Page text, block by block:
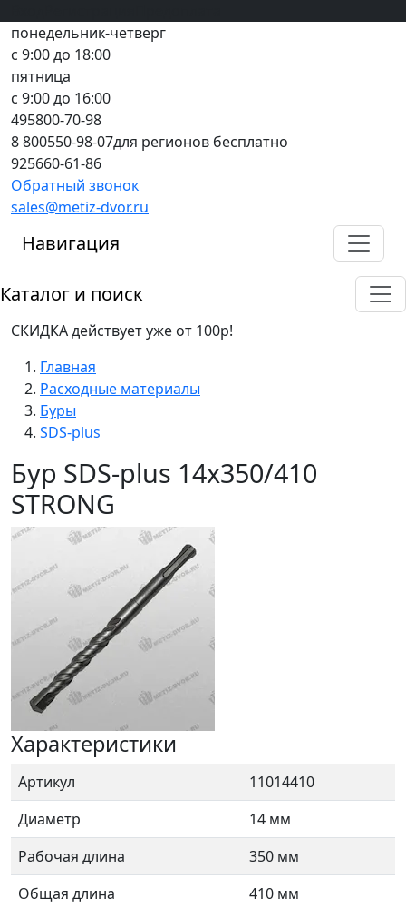
понедельник-четверг
с 9:00 до 18:00
пятница
с 9:00 до 16:00
495800-70-98
8 800550-98-07для регионов бесплатно
925660-61-86
Обратный звонок
sales@metiz-dvor.ru
Навигация
Каталог и поиск
СКИДКА действует уже от 100р!
Главная
Расходные материалы
Буры
SDS-plus
Бур SDS-plus 14х350/410
STRONG
Характеристики
Артикул
11014410
Диаметр
14 мм
Рабочая длина
350 мм
Общая длина
410 мм